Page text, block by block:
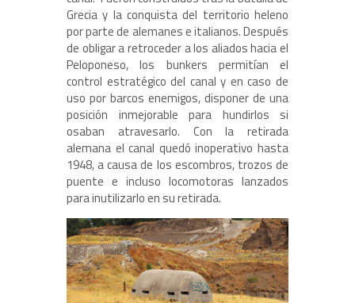
Grecia y la conquista del territorio heleno
por parte de alemanes e italianos. Después
de obligar a retroceder a los aliados hacia el
Peloponeso, los bunkers permitían el
control estratégico del canal y en caso de
uso por barcos enemigos, disponer de una
posición inmejorable para hundirlos si
osaban atravesarlo. Con la retirada
alemana el canal quedó inoperativo hasta
1948, a causa de los escombros, trozos de
puente e incluso locomotoras lanzados
para inutilizarlo en su retirada.